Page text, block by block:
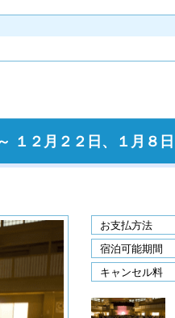
１２月２２日、１月８
お支払方法
宿泊可能期間
キャンセル料